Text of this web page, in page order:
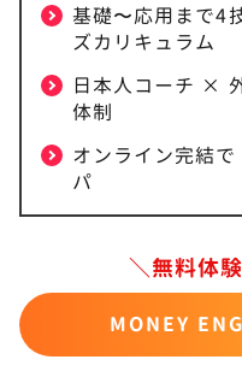
基礎〜応用まで4
ズカリキュラム
日本人コーチ ×
体制
オンライン完結
パ
＼無料体
MONEY